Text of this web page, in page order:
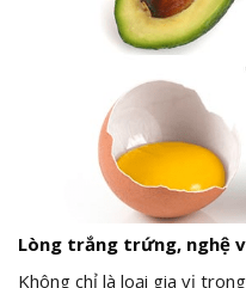
Lòng trắng trứng, nghệ
Không chỉ là loại gia vị